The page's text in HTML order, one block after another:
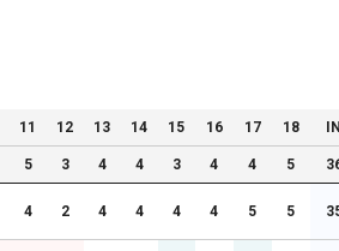
11 12 13 14 15 16 17 18
5 3 4 4 3 4 4 5
4 2 4 4 4 4 5 5